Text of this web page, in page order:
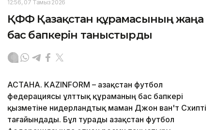
12:56, 07 Тамыз 2026
ҚФФ Қазақстан құрамасының жаңа
бас бапкерін таныстырды
АСТАНА. KAZINFORM – Қазақстан футбол
федерациясы ұлттық құраманың бас бапкері
қызметіне нидерландтық маман Джон ван'т Схипті
тағайындады. Бұл турады Қазақстан футбол